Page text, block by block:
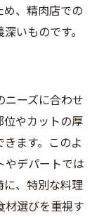
、精肉店での
いものです。
ニーズに合わせ
位やカットの厚
ます。このよ
やデパートでは
、特別な料理
材選びを重視す